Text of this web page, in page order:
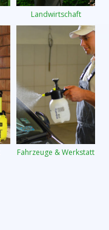
Landwirtschaft
Fahrzeuge & Werkstatt